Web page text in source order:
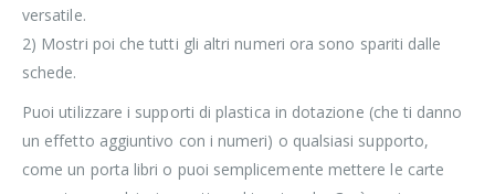
versatile.
2) Mostri poi che tutti gli altri numeri ora sono spariti dalle
schede.
Puoi utilizzare i supporti di plastica in dotazione (che ti danno
un effetto aggiuntivo con i numeri) o qualsiasi supporto,
come un porta libri o puoi semplicemente mettere le carte